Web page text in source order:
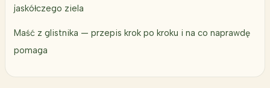
jaskółczego ziela
Maść z glistnika — przepis krok po kroku i na co naprawdę
pomaga